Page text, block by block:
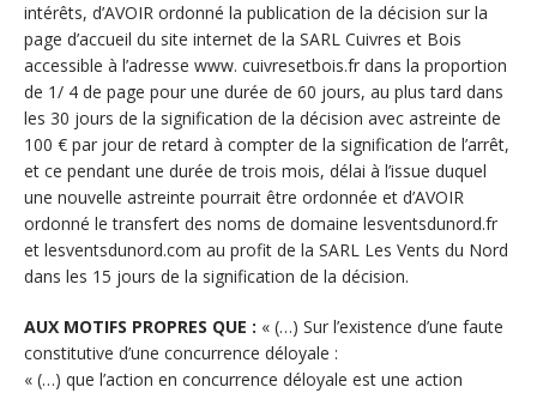
intérêts, d’AVOIR ordonné la publication de la décision sur la
page d’accueil du site internet de la SARL Cuivres et Bois
accessible à l’adresse www. cuivresetbois.fr dans la proportion
de 1/ 4 de page pour une durée de 60 jours, au plus tard dans
les 30 jours de la signification de la décision avec astreinte de
100 € par jour de retard à compter de la signification de l’arrêt,
et ce pendant une durée de trois mois, délai à l’issue duquel
une nouvelle astreinte pourrait être ordonnée et d’AVOIR
ordonné le transfert des noms de domaine lesventsdunord.fr
et lesventsdunord.com au profit de la SARL Les Vents du Nord
dans les 15 jours de la signification de la décision.
AUX MOTIFS PROPRES QUE : « (…) Sur l’existence d’une faute
constitutive d’une concurrence déloyale :
« (…) que l’action en concurrence déloyale est une action